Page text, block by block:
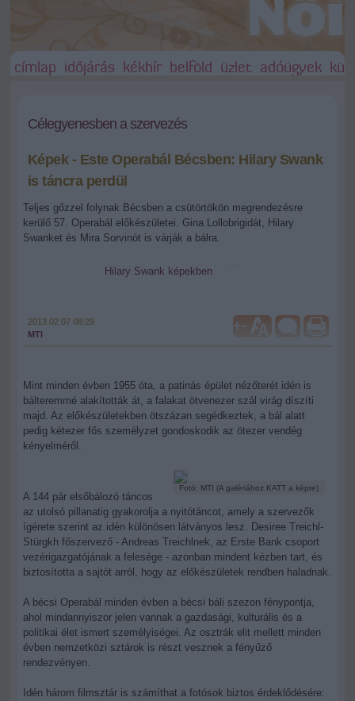
címlap időjárás kékhír belföld üzlet adóügyek
Célegyenesben a szervezés
Képek - Este Operabál Bécsben: Hilary Swank
is táncra perdül
Teljes gőzzel folynak Bécsben a csütörtökön megrendezésre
kerülő 57. Operabál előkészületei. Gina Lollobrigidát, Hilary
Swanket és Mira Sorvinót is várják a bálra.
Hilary Swank képekben
2013.02.07 08:29
MTI
+-
Mint minden évben 1955 óta, a patinás épület nézőterét idén is
bálteremmé alakították át, a falakat ötvenezer szál virág díszíti
majd. Az előkészületekben ötszázan segédkeztek, a bál alatt
pedig kétezer fős személyzet gondoskodik az ötezer vendég
kényelméről.
Fotó: MTI (A galériához KATT a képre)
A 144 pár elsőbálozó táncos
az utolsó pillanatig gyakorolja a nyitótáncot, amely a szervezők
ígérete szerint az idén különösen látványos lesz. Desiree Treichl-
Stürgkh főszervező - Andreas Treichlnek, az Erste Bank csoport
vezérigazgatójának a felesége - azonban mindent kézben tart, és
biztosította a sajtót arról, hogy az előkészületek rendben haladnak.
A bécsi Operabál minden évben a bécsi báli szezon fénypontja,
ahol mindannyiszor jelen vannak a gazdasági, kulturális és a
politikai élet ismert személyiségei. Az osztrák elit mellett minden
évben nemzetközi sztárok is részt vesznek a fényűző
rendezvényen.
Idén három filmsztár is számíthat a fotósok biztos érdeklődésére: